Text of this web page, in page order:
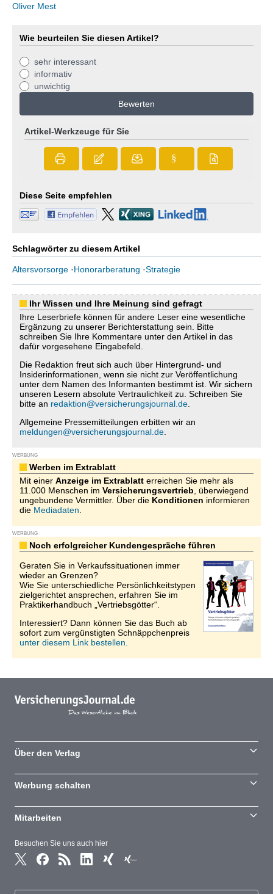
Oliver Mest
Wie beurteilen Sie diesen Artikel?
sehr interessant
informativ
unwichtig
Bewerten
Artikel-Werkzeuge für Sie
§
Diese Seite empfehlen
Schlagwörter zu diesem Artikel
Altersvorsorge ·Honorarberatung ·Strategie
Ihr Wissen und Ihre Meinung sind gefragt
Ihre Leserbriefe können für andere Leser eine wesentliche
Ergänzung zu unserer Berichterstattung sein. Bitte
schreiben Sie Ihre Kommentare unter den Artikel in das
dafür vorgesehene Eingabefeld.
Die Redaktion freut sich auch über Hintergrund- und
Insiderinformationen, wenn sie nicht zur Veröffentlichung
unter dem Namen des Informanten bestimmt ist. Wir sichern
unseren Lesern absolute Vertraulichkeit zu. Schreiben Sie
bitte an redaktion@versicherungsjournal.de
Allgemeine Pressemitteilungen erbitten wir an
meldungen@versicherungsjournal.de
WERBUNG
Werben im Extrablatt
Mit einer Anzeige im Extrablatt erreichen Sie mehr als
11.000 Menschen im Versicherungsvertrieb , überwiegend
ungebundene Vermittler. Über die Konditionen informieren
die Mediadaten
WERBUNG
Noch erfolgreicher Kundengespräche führen
Geraten Sie in Verkaufssituationen immer
wieder an Grenzen?
Wie Sie unterschiedliche Persönlichkeitstypen
zielgerichtet ansprechen, erfahren Sie im
Praktikerhandbuch „Vertriebsgötter“.
Interessiert? Dann können Sie das Buch ab
sofort zum vergünstigten Schnäppchenpreis
unter diesem Link bestellen.
Besuchen Sie uns auch hier
Über den Verlag
Werbung schalten
Mitarbeiten